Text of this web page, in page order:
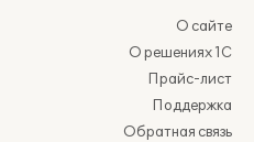
О сайте
О решениях 1С
Прайс-лист
Поддержка
Обратная связь